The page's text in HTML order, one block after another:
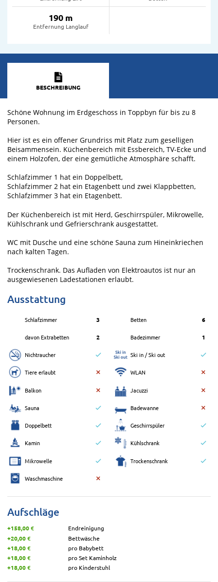
190 m
Entfernung Langlauf
BESCHREIBUNG
Schöne Wohnung im Erdgeschoss in Toppbyn für bis zu 8
Personen.
Hier ist es ein offener Grundriss mit Platz zum geselligen
Beisammensein. Küchenbereich mit Essbereich, TV-Ecke und
einem Holzofen, der eine gemütliche Atmosphäre schafft.
Schlafzimmer 1 hat ein Doppelbett,
Schlafzimmer 2 hat ein Etagenbett und zwei Klappbetten,
Schlafzimmer 3 hat ein Etagenbett.
Der Küchenbereich ist mit Herd, Geschirrspüler, Mikrowelle,
Kühlschrank und Gefrierschrank ausgestattet.
WC mit Dusche und eine schöne Sauna zum Hineinkriechen
nach kalten Tagen.
Trockenschrank. Das Aufladen von Elektroautos ist nur an
ausgewiesenen Ladestationen erlaubt.
Ausstattung
Schlafzimmer 3 Betten 6
davon Extrabetten 2 Badezimmer 1
Nichtraucher Ski in / Ski out
Tiere erlaubt WLAN
Balkon Jacuzzi
Sauna Badewanne
Doppelbett Geschirrspüler
Kamin Kühlschrank
Mikrowelle Trockenschrank
Waschmaschine
Aufschläge
+158,00 €
Endreinigung
+20,00 €
Bettwäsche
+18,00 €
pro Babybett
+18,00 €
pro Set Kaminholz
+18,00 €
pro Kinderstuhl